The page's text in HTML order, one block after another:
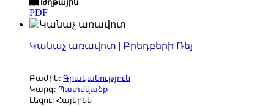
Թղթային
PDF
Կանաչ առավոտ | Բրեդբերի Ռեյ
Բաժին: Գրականություն
Կարգ: Պատմվածք
Լեզու: Հայերեն